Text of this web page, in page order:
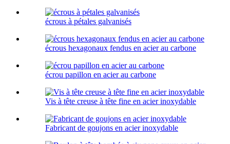
écrous à pétales galvanisés
écrous hexagonaux fendus en acier au carbone
écrou papillon en acier au carbone
Vis à tête creuse à tête fine en acier inoxydable
Fabricant de goujons en acier inoxydable